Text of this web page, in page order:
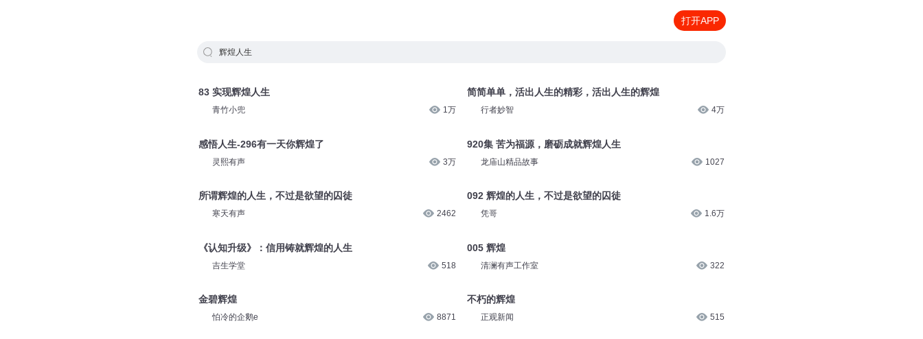
打开APP
辉煌人生
83 实现辉煌人生
青竹小兜 1万
感悟人生-296有一天你辉煌了
灵熙有声 3万
所谓辉煌的人生，不过是欲望的囚徒
寒天有声 2462
《认知升级》：信用铸就辉煌的人生
吉生学堂 518
金碧辉煌
怕冷的企鹅e 8871
简简单单，活出人生的精彩，活出人生的辉煌
行者妙智 4万
920集 苦为福源，磨砺成就辉煌人生
龙庙山精品故事 1027
092 辉煌的人生，不过是欲望的囚徒
凭哥 1.6万
005 辉煌
清澜有声工作室 322
不朽的辉煌
正观新闻 515